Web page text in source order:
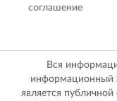
соглашение
Вся
информационный
является